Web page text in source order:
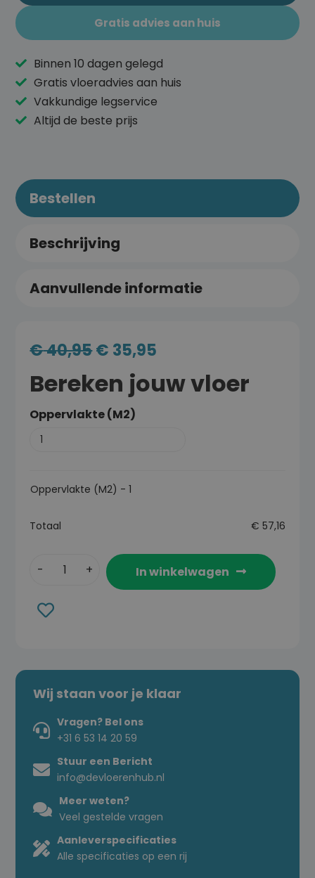
Gratis advies aan huis
Binnen 10 dagen gelegd
Gratis vloeradvies aan huis
Vakkundige legservice
Altijd de beste prijs
Bestellen
Beschrijving
Aanvullende informatie
€40,95€ 35,95
Bereken jouw vloer
Oppervlakte (M2)
Oppervlakte (M2) -1
Totaal € 57,16
In winkelwagen
Wij staan voor je klaar
Vragen? Bel ons
+31 6 53 14 20 59
Stuur een Bericht
info@devloerenhub.nl
Meer weten?
Veel gestelde vragen
Aanleverspecificaties
Alle specificaties op een rij